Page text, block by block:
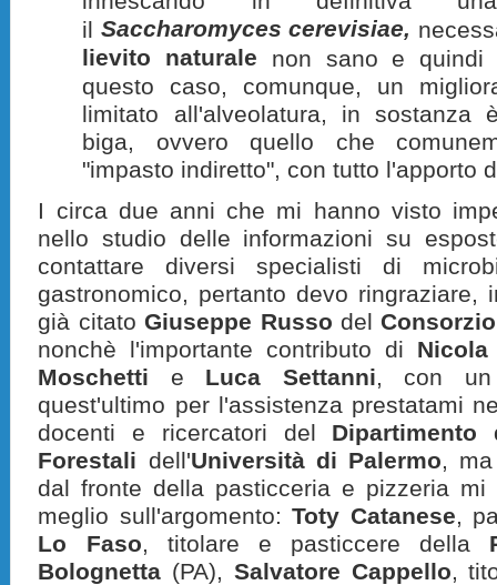
il Saccharomyces cerevisiae,
lievito naturale non sano e quindi
questo caso, comunque, un
limitato all'alveolatura, in sostanza
biga, ovvero quello che
"impasto indiretto", con tutto l'apporto
I circa due anni che mi hanno visto
nello studio delle informazioni su
contattare diversi specialisti di
gastronomico, pertanto devo ringraziare,
già citato Giuseppe Russo del
nonchè l'importante contributo di Nicola
Moschetti e Luca Settanni, con un
quest'ultimo per l'assistenza prestatami
docenti e ricercatori del
Forestali dell'Università di Palermo,
dal fronte della pasticceria e pizzeria
meglio sull'argomento:Toty Catanese,
Lo Faso, titolare e pasticcere della
Bolognetta (PA), Salvatore Cappello,